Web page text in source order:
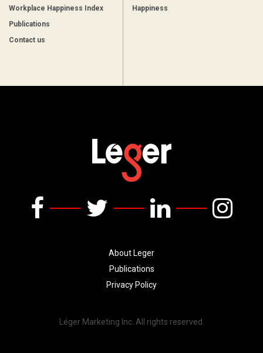
Workplace Happiness Index
Publications
Contact us
Happiness
About Leger
Publications
Privacy Policy
Léger Marketing Inc. All rights reserved.